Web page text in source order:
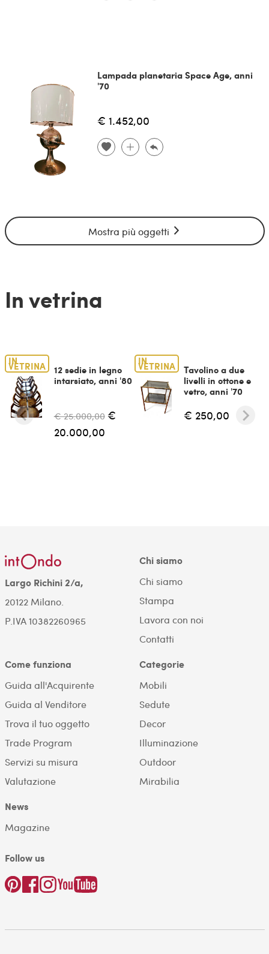
Lampada planetaria Space Age, anni
'70
€ 1.452,00
Mostra più oggetti
In vetrina
IN
VETRINA
12 sedie in legno
intarsiato, anni '80
€ 25.000,00 €
20.000,00
IN
VETRINA
Tavolino a due
livelli in ottone e
vetro, anni '70
€ 250,00
Largo Richini 2/a,
20122 Milano.
P.IVA 10382260965
Chi siamo
Chi siamo
Stampa
Lavora con noi
Contatti
Come funziona
Guida all'Acquirente
Guida al Venditore
Trova il tuo oggetto
Trade Program
Servizi su misura
Valutazione
Categorie
Mobili
Sedute
Decor
Illuminazione
Outdoor
Mirabilia
News
Magazine
Follow us